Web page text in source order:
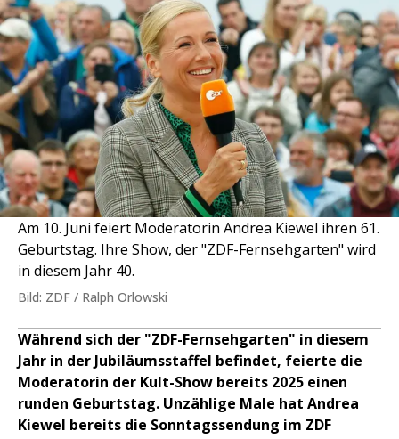
Am 10. Juni feiert Moderatorin Andrea Kiewel ihren 61.
Geburtstag. Ihre Show, der "ZDF-Fernsehgarten" wird
in diesem Jahr 40.
Bild: ZDF / Ralph Orlowski
Während sich der "ZDF-Fernsehgarten" in diesem
Jahr in der Jubiläumsstaffel befindet, feierte die
Moderatorin der Kult-Show bereits 2025 einen
runden Geburtstag. Unzählige Male hat Andrea
Kiewel bereits die Sonntagssendung im ZDF